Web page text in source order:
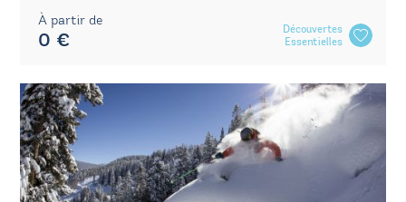
À partir de
0 €
Découvertes
Essentielles